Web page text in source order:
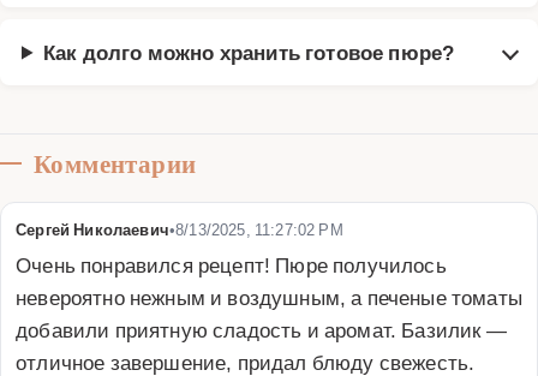
Как долго можно хранить готовое пюре?
Комментарии
Сергей Николаевич•8/13/2025, 11:27:02 PM
Очень понравился рецепт! Пюре получилось
невероятно нежным и воздушным, а печеные томаты
добавили приятную сладость и аромат. Базилик —
отличное завершение, придал блюду свежесть.